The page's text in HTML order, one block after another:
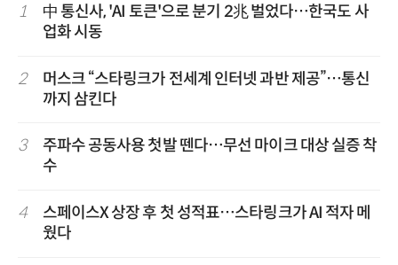
1
中 통신사, 'AI 토큰'으로 분기 2兆 벌었다…한국도 사
업화 시동
2
머스크 “스타링크가 전세계 인터넷 과반 제공”…통신
까지 삼킨다
3
주파수 공동사용 첫발 뗀다…무선 마이크 대상 실증 착
수
4
스페이스X 상장 후 첫 성적표…스타링크가 AI 적자 메
웠다